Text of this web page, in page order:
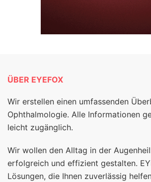
ÜBER EYEFOX
Wir erstellen einen umfassenden
Ophthalmologie. Alle Informationen
leicht zugänglich.
Wir wollen den Alltag in der
erfolgreich und effizient gestalten.
Lösungen, die Ihnen zuverlässig